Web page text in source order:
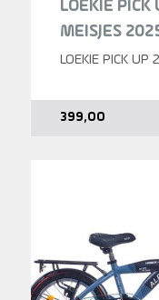
LOEKIE
MEISJES
LOEKIE PICK UP
399,00